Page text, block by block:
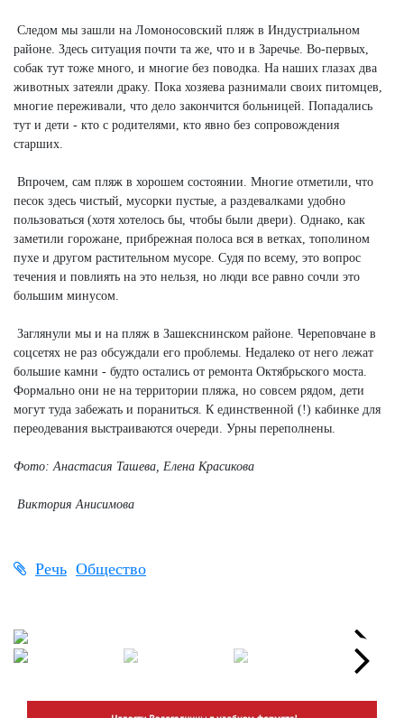
Следом мы зашли на Ломоносовский пляж в Индустриальном
районе. Здесь ситуация почти та же, что и в Заречье. Во-первых,
собак тут тоже много, и многие без поводка. На наших глазах два
животных затеяли драку. Пока хозяева разнимали своих питомцев,
многие переживали, что дело закончится больницей. Попадались
тут и дети - кто с родителями, кто явно без сопровождения
старших.
Впрочем, сам пляж в хорошем состоянии. Многие отметили, что
песок здесь чистый, мусорки пустые, а раздевалками удобно
пользоваться (хотя хотелось бы, чтобы были двери). Однако, как
заметили горожане, прибрежная полоса вся в ветках, тополином
пухе и другом растительном мусоре. Судя по всему, это вопрос
течения и повлиять на это нельзя, но люди все равно сочли это
большим минусом.
Заглянули мы и на пляж в Зашекснинском районе. Череповчане в
соцсетях не раз обсуждали его проблемы. Недалеко от него лежат
большие камни - будто остались от ремонта Октябрьского моста.
Формально они не на территории пляжа, но совсем рядом, дети
могут туда забежать и пораниться. К единственной (!) кабинке для
переодевания выстраиваются очереди. Урны переполнены.
Фото: Анастасия Ташева, Елена Красикова
Виктория Анисимова
Речь Общество
Next